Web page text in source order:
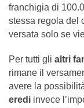
franchigia di
stessa regola del
versata solo se
Per tutti gli altri
rimane il
avere la
eredi invece